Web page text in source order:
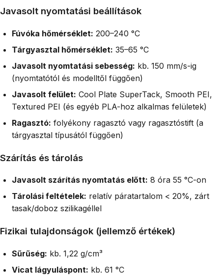
Javasolt nyomtatási beállítások
Fúvóka hőmérséklet: 200–240 °C
Tárgyasztal hőmérséklet: 35–65 °C
Javasolt nyomtatási sebesség: kb. 150 mm/s-ig
(nyomtatótól és modelltől függően)
Javasolt felület: Cool Plate SuperTack, Smooth PEI,
Textured PEI (és egyéb PLA-hoz alkalmas felületek)
Ragasztó: folyékony ragasztó vagy ragasztóstift (a
tárgyasztal típusától függően)
Szárítás és tárolás
Javasolt szárítás nyomtatás előtt: 8 óra 55 °C-on
Tárolási feltételek: relatív páratartalom < 20%, zárt
tasak/doboz szilikagéllel
Fizikai tulajdonságok (jellemző értékek)
Sűrűség: kb. 1,22 g/cm³
Vicat lágyuláspont: kb. 61 °C